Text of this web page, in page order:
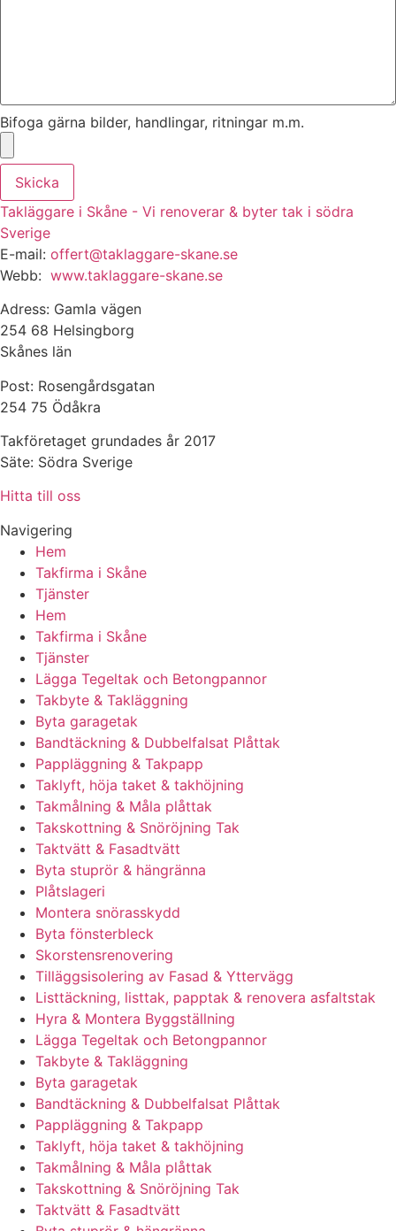
Bifoga gärna bilder, handlingar, ritningar m.m.
Skicka
Takläggare i Skåne - Vi renoverar & byter tak i södra
Sverige
E-mail: offert@taklaggare-skane.se
Webb: www.taklaggare-skane.se
Adress: Gamla vägen
254 68 Helsingborg
Skånes län
Post: Rosengårdsgatan
254 75 Ödåkra
Takföretaget grundades år 2017
Säte: Södra Sverige
Hitta till oss
Navigering
Hem
Takfirma i Skåne
Tjänster
Hem
Takfirma i Skåne
Tjänster
Lägga Tegeltak och Betongpannor
Takbyte & Takläggning
Byta garagetak
Bandtäckning & Dubbelfalsat Plåttak
Pappläggning & Takpapp
Taklyft, höja taket & takhöjning
Takmålning & Måla plåttak
Takskottning & Snöröjning Tak
Taktvätt & Fasadtvätt
Byta stuprör & hängränna
Plåtslageri
Montera snörasskydd
Byta fönsterbleck
Skorstensrenovering
Tilläggsisolering av Fasad & Yttervägg
Listtäckning, listtak, papptak & renovera asfaltstak
Hyra & Montera Byggställning
Lägga Tegeltak och Betongpannor
Takbyte & Takläggning
Byta garagetak
Bandtäckning & Dubbelfalsat Plåttak
Pappläggning & Takpapp
Taklyft, höja taket & takhöjning
Takmålning & Måla plåttak
Takskottning & Snöröjning Tak
Taktvätt & Fasadtvätt